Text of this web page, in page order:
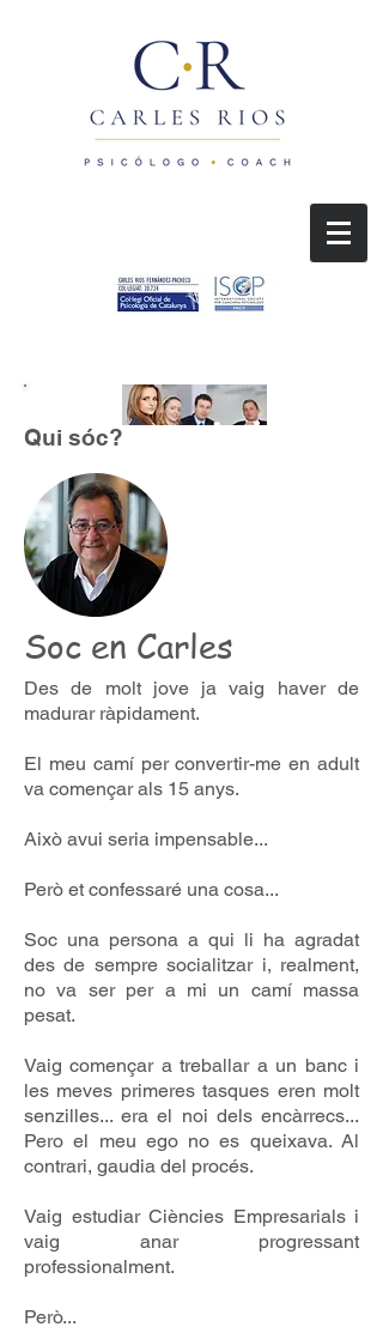
Qui sóc?
Soc en Carles
Des de molt jove ja vaig haver de
madurar ràpidament.
El meu camí per convertir-me en adult
va començar als 15 anys.
Això avui seria impensable...
Però et confessaré una cosa...
Soc una persona a qui li ha agradat
des de sempre socialitzar i, realment,
no va ser per a mi un camí massa
pesat.
Vaig començar a treballar a un banc i
les meves primeres tasques eren molt
senzilles... era el noi dels encàrrecs...
Pero el meu ego no es queixava. Al
contrari, gaudia del procés.
Vaig estudiar Ciències Empresarials i
vaig anar progressant
professionalment.
Però...